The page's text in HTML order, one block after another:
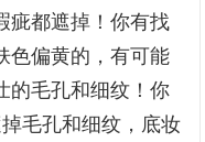
疵都遮掉！你有找
色偏黄的，有可能
的毛孔和细纹！你
毛孔和细纹，底妆